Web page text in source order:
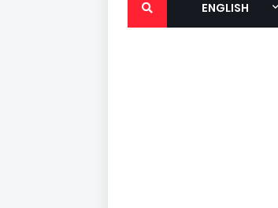
ENGLISH